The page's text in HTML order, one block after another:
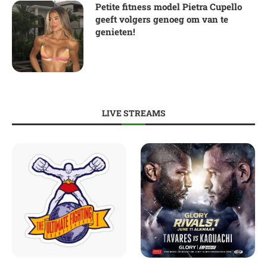
Petite fitness model Pietra Cupello
geeft volgers genoeg om van te
genieten!
LIVE STREAMS